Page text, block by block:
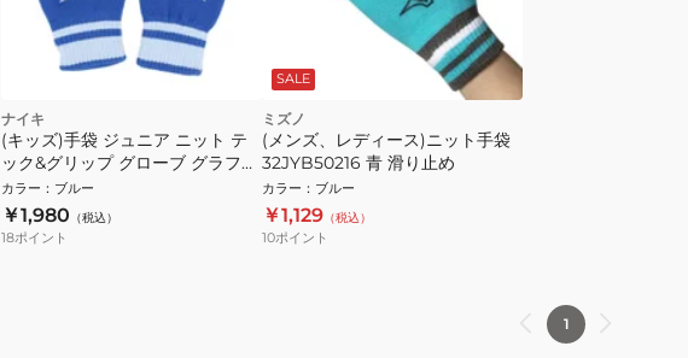
ナイキ
(キッズ)手袋 ジュニア ニット テ
ック&グリップ グローブ グラフィ
ック 3.0 両手用 青 SMサイズ
CW3031-466 子供用 防寒 グリッ
プ付き
カラー ： ブルー
￥1,980 （税込）
18ポイント
SALE
ミズノ
(メンズ、レディース)ニット手袋
32JYB50216 青 滑り止め
カラー ： ブルー
￥1,129 （税込）
10ポイント
1